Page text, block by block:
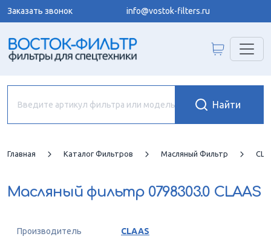
Заказать звонок info@vostok-filters.ru
Главная Каталог Фильтров Масляный Фильтр
Масляный фильтр 0798303.0 CLAAS
Производитель CLAAS